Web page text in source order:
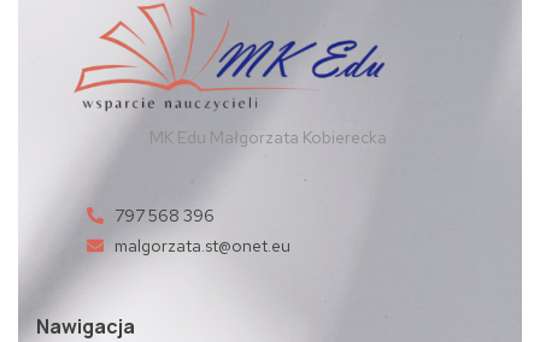
MK Edu Małgorzata Kobierecka
797 568 396
malgorzata.st@onet.eu
Nawigacja